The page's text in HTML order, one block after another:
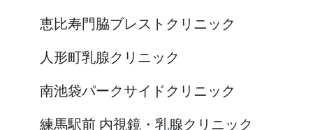
恵比寿門脇ブレストクリニック
人形町乳腺クリニック
南池袋パークサイドクリニック
練馬駅前 内視鏡・乳腺クリニック